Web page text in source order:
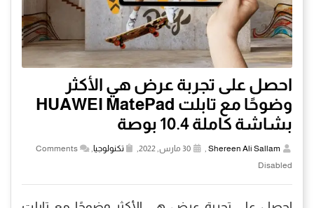
احصل على تجربة عرض هي الأكثر
وضوحًا مع تابلت HUAWEI MatePad
بشاشة كاملة 10.4 بوصة
Shereen Ali Sallam
, تكنولوجيا,
Comments
Disabled